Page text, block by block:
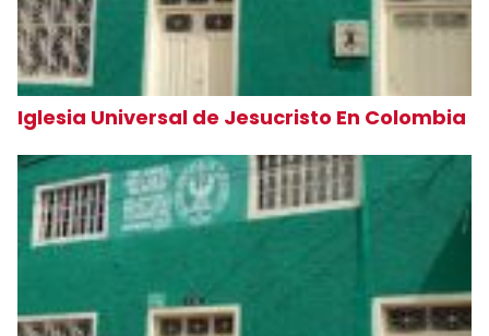
Iglesia Universal de Jesucristo En Colombia